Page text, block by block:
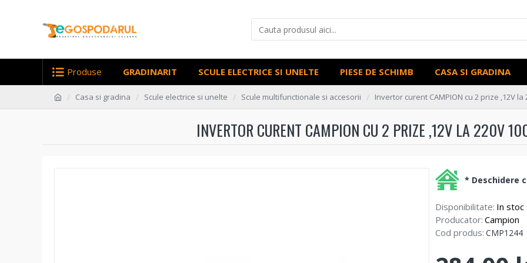
Produse GRADINARIT SCULE ELECTRICE SI UNELTE PIESE DE SCHIMB CASA SI GRADINA
Casa si gradina Scule electrice si unelte Scule multifunctionale si accesorii Invertor curent CAMPION cu 2 prize ,12V la
INVERTOR CURENT CAMPION CU 2 PRIZE ,12V LA 220V
Disponibilitate: In stoc
Producator: Campion
Cod produs: CMP1244
* Deschidere